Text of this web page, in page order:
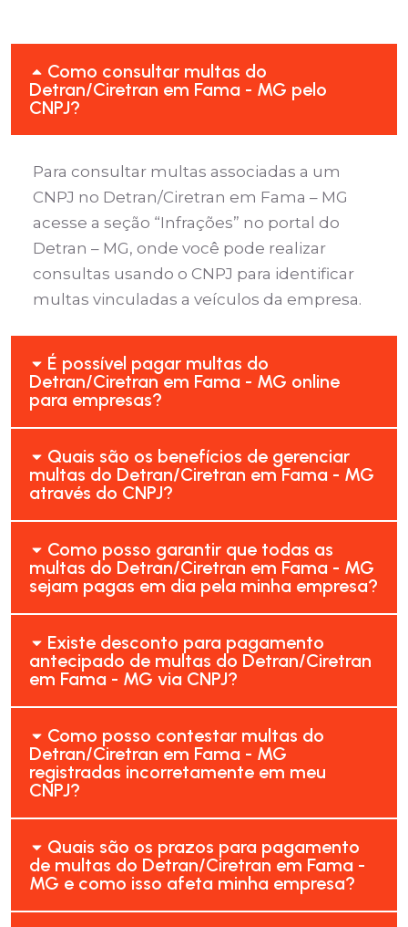
Como consultar multas do
Detran/Ciretran em Fama - MG pelo
CNPJ?
Para consultar multas associadas a um
CNPJ no Detran/Ciretran em Fama – MG
acesse a seção “Infrações” no portal do
Detran – MG, onde você pode realizar
consultas usando o CNPJ para identificar
multas vinculadas a veículos da empresa.
É possível pagar multas do
Detran/Ciretran em Fama - MG online
para empresas?
Quais são os benefícios de gerenciar
multas do Detran/Ciretran em Fama - MG
através do CNPJ?
Como posso garantir que todas as
multas do Detran/Ciretran em Fama - MG
sejam pagas em dia pela minha empresa?
Existe desconto para pagamento
antecipado de multas do Detran/Ciretran
em Fama - MG via CNPJ?
Como posso contestar multas do
Detran/Ciretran em Fama - MG
registradas incorretamente em meu
CNPJ?
Quais são os prazos para pagamento
de multas do Detran/Ciretran em Fama -
MG e como isso afeta minha empresa?